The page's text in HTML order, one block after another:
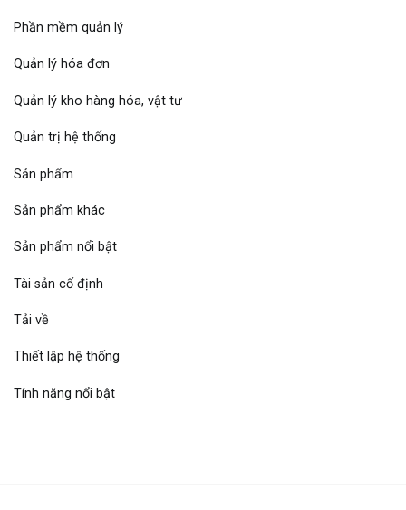
Phần mềm quản lý
Quản lý hóa đơn
Quản lý kho hàng hóa, vật tư
Quản trị hệ thống
Sản phẩm
Sản phẩm khác
Sản phẩm nổi bật
Tài sản cố định
Tải về
Thiết lập hệ thống
Tính năng nổi bật